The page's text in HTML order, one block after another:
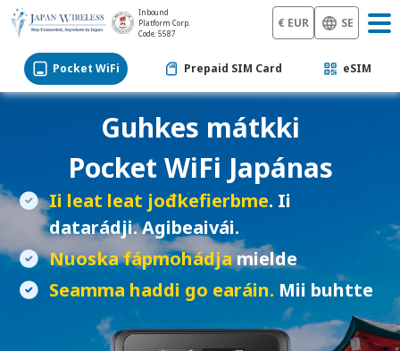
Inbound
Platform Corp.
Code: 5587
€ EUR SE
Pocket WiFi Prepaid SIM Card eSIM
Guhkes mátkki
Pocket WiFi Japánas
Ii leat leat jođkefierbme. Ii
datarádji. Agibeaivái.
Nuoska fápmohádjamielde
Seamma haddi go earáin. Mii buhtte